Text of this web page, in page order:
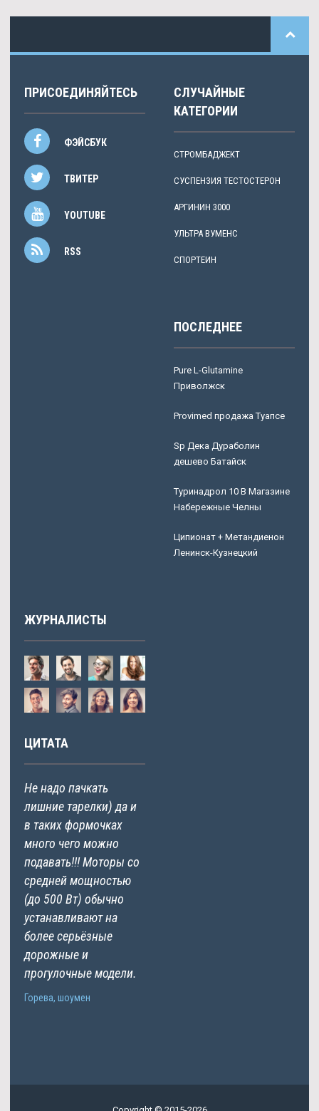
ПРИСОЕДИНЯЙТЕСЬ
ФЭЙСБУК
ТВИТЕР
YOUTUBE
RSS
СЛУЧАЙНЫЕ
КАТЕГОРИИ
СТРОМБАДЖЕКТ
СУСПЕНЗИЯ ТЕСТОСТЕРОН
АРГИНИН 3000
УЛЬТРА ВУМЕНС
СПОРТЕИН
ПОСЛЕДНЕЕ
Pure L-Glutamine
Приволжск
Provimed продажа Туапсе
Sp Дека Дураболин
дешево Батайск
Туринадрол 10 В Магазине
Набережные Челны
Ципионат + Метандиенон
Ленинск-Кузнецкий
ЖУРНАЛИСТЫ
ЦИТАТА
Не надо пачкать
лишние тарелки) да и
в таких формочках
много чего можно
подавать!!! Моторы со
средней мощностью
(до 500 Вт) обычно
устанавливают на
более серьёзные
дорожные и
прогулочные модели.
Горева, шоумен